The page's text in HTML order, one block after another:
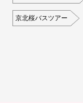
京北桜バスツアー